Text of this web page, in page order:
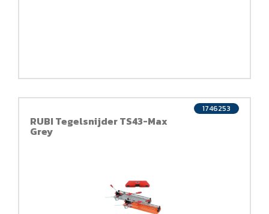
RUBI Tegelsnijder TS43-Max
Grey
1746253